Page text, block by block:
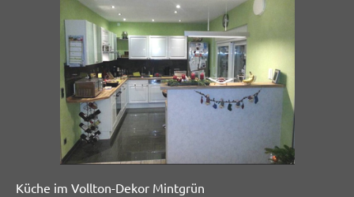
Küche im Vollton-Dekor Mintgrün